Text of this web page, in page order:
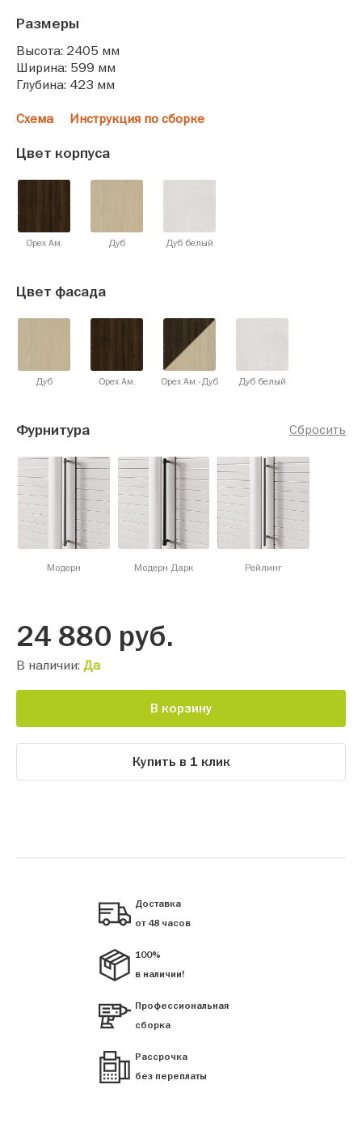
Размеры
Высота: 2405 мм
Ширина: 599 мм
Глубина: 423 мм
Схема Инструкция по сборке
Цвет корпуса
Орех Ам. Дуб Дуб белый
Цвет фасада
Дуб Орех Ам. Орех Ам.-Дуб Дуб белый
Сбросить
Фурнитура
Модерн Модерн Дарк Рейлинг
24 880 руб.
В наличии: Да
В корзину
Купить в 1 клик
Доставка
от 48 часов
100%
в наличии!
Профессиональная
сборка
Рассрочка
без переплаты